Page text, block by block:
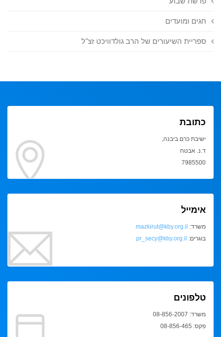
חגים ומועדים
ספריית השיעורים של הרב גולדוויכט זצ"ל
כתובת
ישיבת כרם ביבנה,
ד.נ. אבטח
7985500
אימייל
משרד: mazkirut@kby.org.il
בוגרים: pr_secy@kby.org.il
טלפונים
משרד: 08-856-2007
פקס: 08-856-465